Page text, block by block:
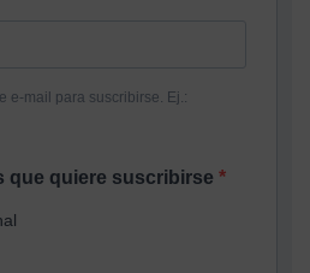
e-mail para suscribirse. Ej.:
que quiere suscribirse